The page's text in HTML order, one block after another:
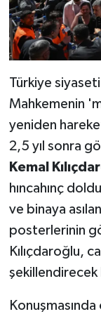
Türkiye
Mahkemenin
yeniden
2,5 yıl sonra
Kemal
hıncahınç
ve binaya asılan
posterlerinin
Kılıçdaroğlu,
şekillendirecek
Konuşmasında